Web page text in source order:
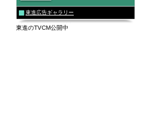
東進広告ギャラリー
東進のTVCM公開中